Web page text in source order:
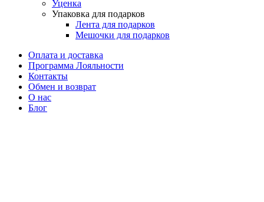
Уценка
Упаковка для подарков
Лента для подарков
Мешочки для подарков
Оплата и доставка
Программа Лояльности
Контакты
Обмен и возврат
О нас
Блог